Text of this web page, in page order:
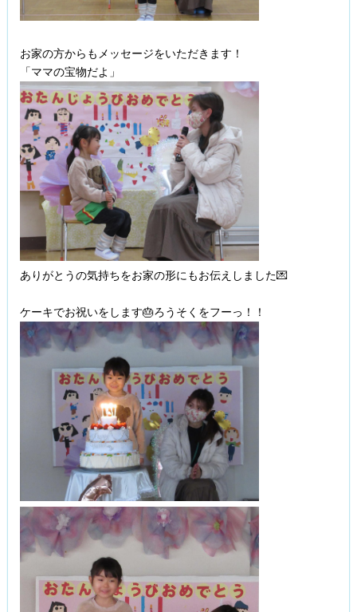
お家の方からもメッセージをいただきます！
「ママの宝物だよ」
ありがとうの気持ちをお家の形にもお伝えしました💌
ケーキでお祝いをします🎂ろうそくをフーっ！！